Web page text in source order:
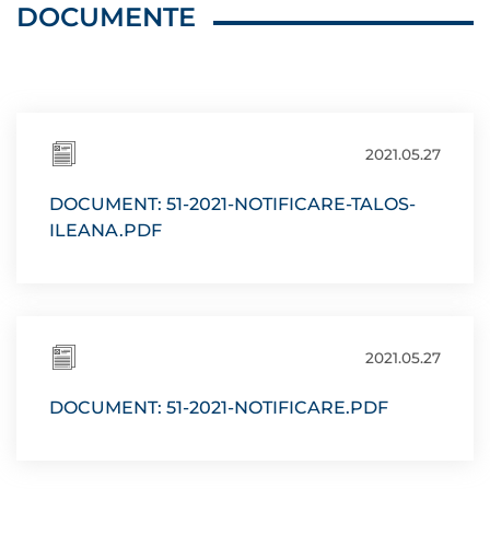
DOCUMENTE
2021.05.27
DOCUMENT: 51-2021-NOTIFICARE-TALOS-
ILEANA.PDF
2021.05.27
DOCUMENT: 51-2021-NOTIFICARE.PDF